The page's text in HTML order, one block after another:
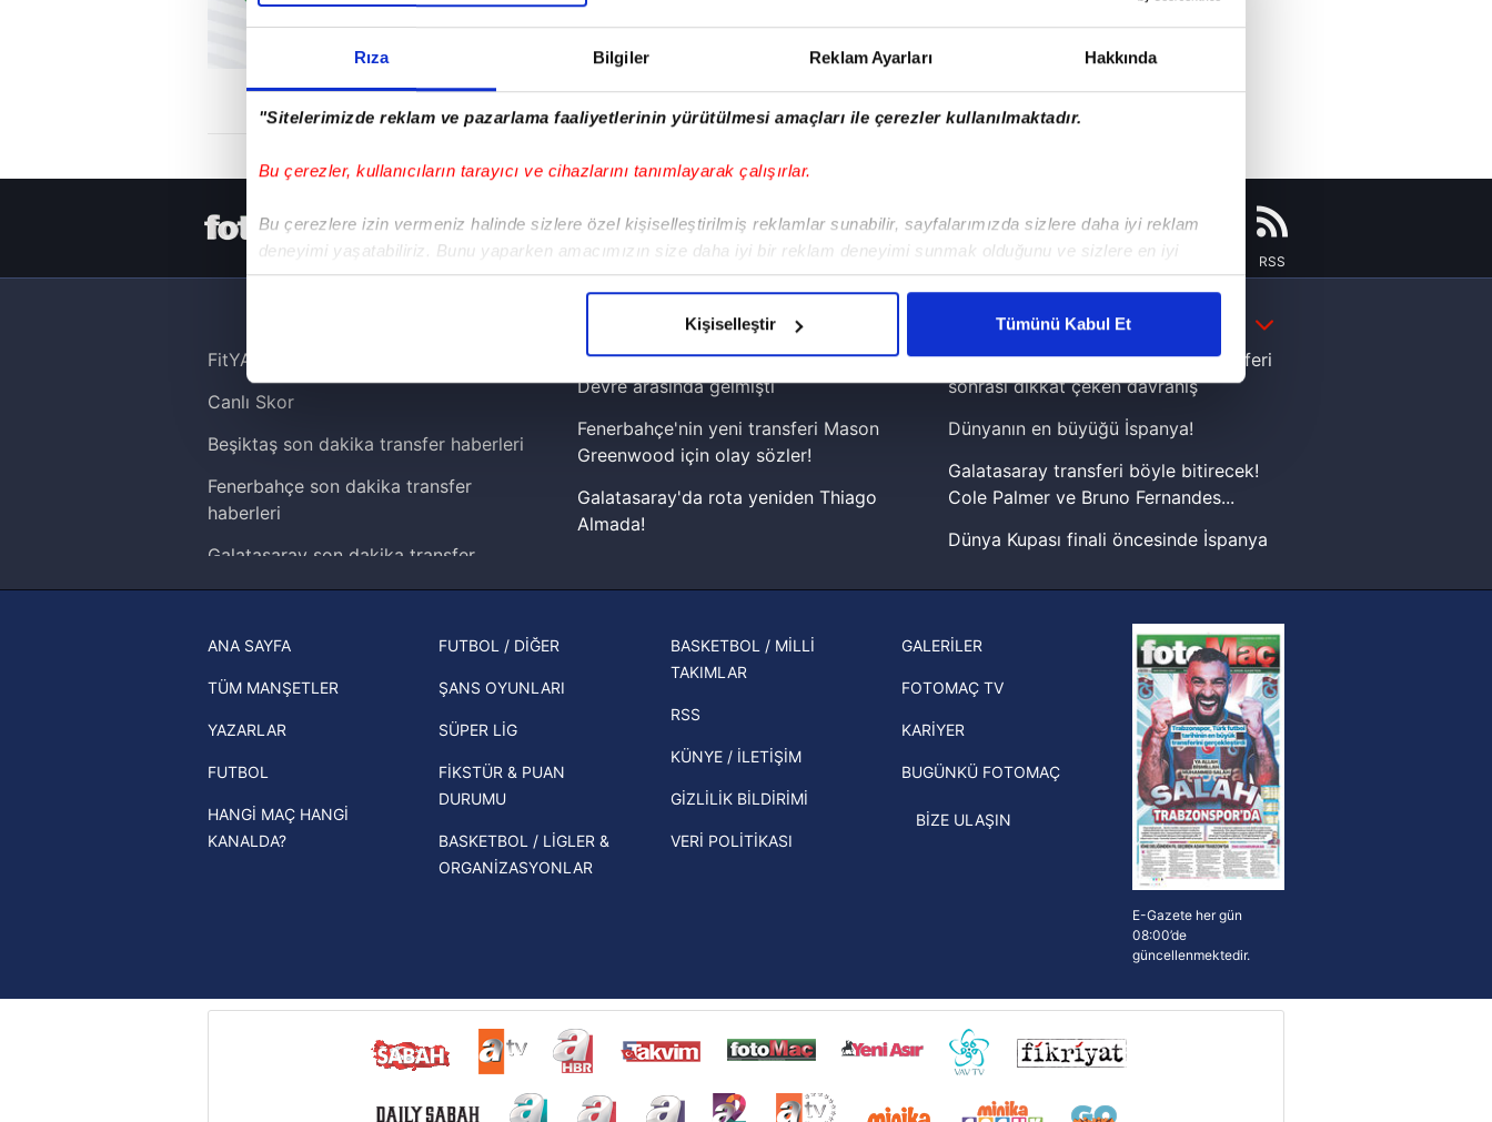
Rıza Bilgiler Reklam Ayarları Hakkında
"Sitelerimizde reklam ve pazarlama faaliyetlerinin yürütülmesi amaçları ile çerezler kullanılmaktadır.
Bu çerezler, kullanıcıların tarayıcı ve cihazlarını tanımlayarak çalışırlar.
Bu çerezlere izin vermeniz halinde sizlere özel kişiselleştirilmiş reklamlar sunabilir, sayfalarımızda sizlere daha iyi reklam
deneyimi yaşatabiliriz. Bunu yaparken amacımızın size daha iyi bir reklam deneyimi sunmak olduğunu ve sizlere en iyi
içerikleri sunabilmek adına elimizden gelen çabayı gösterdiğimizi ve bu noktada, reklamların maliyetlerimizi karşılamak
Her halükârda, kullanıcılar, bu çerezlere izin vermedikleri takdirde, kullanıcılara hedefli reklamlar gösterilmeyecektir."
Sizlere daha iyi bir hizmet sunabilmek için İnternet Sitemizde kendimize ve üçüncü kişilere ait çerezler kullanılmaktadır. Bu
çerezler vasıtasıyla çeşitli kişisel verileriniz işlenmekte olup gerekli olan çerezler bilgi toplumu hizmetlerinin sunulması
amacıyla kullanılmaktadır. Diğer çerezler, sitemizin daha işlevsel kılınması ve kişiselleştirilmesi ve sizlere yönelik
reklam/pazarlama faaliyetlerinin yapılması, amaçlarıyla sınırlı olarak açık rızanız dahilinde kullanılacaktır.
Çerezlere ilişkin tercihlerinizi aşağıda yer alan panel vasıtasıyla belirleyebilirsiniz. Çerezlere ilişkin detaylı bilgi için Ayarlar
6698 sayılı Kişisel Verilerin Korunması Kanunu uyarınca hazırlanmış Aydınlatma Metnimizi okumak ve sitemizde ilgili
mevzuata uygun olarak kullanılan çerezlerle ilgili bilgi almak için lütfentıklayınız
Kişiselleştir Tümünü Kabul Et
HER YERDE!
RSS
DAHA FAZLA
FitYAŞA
Canlı Skor
Beşiktaş son dakika transfer haberleri
Fenerbahçe son dakika transfer
haberleri
Galatasaray son dakika transfer
haberleri
Trendyol Süper Lig haberleri
Ziraat Türkiye Kupası haberleri
UEFA Şampiyonlar Ligi haberleri
UEFA Avrupa Ligi haberleri
UEFA Konferans Ligi haberleri
Fenerbahçe'de sürpriz ayrılık ihtimali!
Devre arasında gelmişti
Fenerbahçe'nin yeni transferi Mason
Greenwood için olay sözler!
Galatasaray'da rota yeniden Thiago
Almada!
muhtemel rakibi belli oldu! Gornik
İspanya-Arjantin finalinin ardından dış
Beşiktaş'ın UEFA Avrupa Ligi'nde 3. Ön
Eleme Turu muhtemel rakipleri belli
Lamine Yamal'dan Dünya Kupası zaferi
sonrası dikkat çeken davranış
Dünyanın en büyüğü İspanya!
Galatasaray transferi böyle bitirecek!
Cole Palmer ve Bruno Fernandes...
Dünya Kupası finali öncesinde İspanya
şampiyonluk yüzüğü verilecek
Hernan Crespo, Meksika Ligi
ekiplerinden Atlas'ın yeni teknik
direktörü oldu
ANA SAYFA
TÜM MANŞETLER
YAZARLAR
FUTBOL
HANGİ MAÇ HANGİ
KANALDA?
FUTBOL / DİĞER
ŞANS OYUNLARI
SÜPER LİG
FİKSTÜR & PUAN
DURUMU
BASKETBOL / LİGLER &
ORGANİZASYONLAR
BASKETBOL / MİLLİ
TAKIMLAR
RSS
KÜNYE / İLETİŞİM
GİZLİLİK BİLDİRİMİ
VERİ POLİTİKASI
GALERİLER
FOTOMAÇ TV
KARİYER
BUGÜNKÜ FOTOMAÇ
BİZE ULAŞIN
E-Gazete her gün
08:00’de
güncellenmektedir.